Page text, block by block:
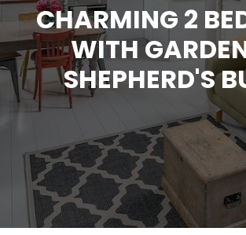
CHARMING 2
WITH
SHEPHERD'S